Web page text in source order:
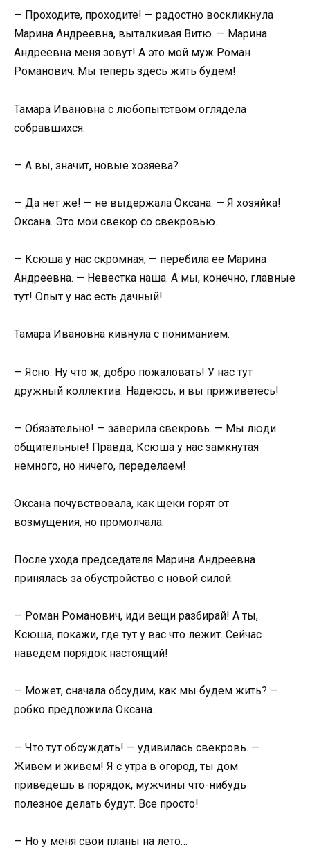
— Проходите, проходите! — радостно воскликнула
Марина Андреевна, выталкивая Витю. — Марина
Андреевна меня зовут! А это мой муж Роман
Романович. Мы теперь здесь жить будем!
Тамара Ивановна с любопытством оглядела
собравшихся.
— А вы, значит, новые хозяева?
— Да нет же! — не выдержала Оксана. — Я хозяйка!
Оксана. Это мои свекор со свекровью…
— Ксюша у нас скромная, — перебила ее Марина
Андреевна. — Невестка наша. А мы, конечно, главные
тут! Опыт у нас есть дачный!
Тамара Ивановна кивнула с пониманием.
— Ясно. Ну что ж, добро пожаловать! У нас тут
дружный коллектив. Надеюсь, и вы приживетесь!
— Обязательно! — заверила свекровь. — Мы люди
общительные! Правда, Ксюша у нас замкнутая
немного, но ничего, переделаем!
Оксана почувствовала, как щеки горят от
возмущения, но промолчала.
После ухода председателя Марина Андреевна
принялась за обустройство с новой силой.
— Роман Романович, иди вещи разбирай! А ты,
Ксюша, покажи, где тут у вас что лежит. Сейчас
наведем порядок настоящий!
— Может, сначала обсудим, как мы будем жить? —
робко предложила Оксана.
— Что тут обсуждать! — удивилась свекровь. —
Живем и живем! Я с утра в огород, ты дом
приведешь в порядок, мужчины что-нибудь
полезное делать будут. Все просто!
— Но у меня свои планы на лето…